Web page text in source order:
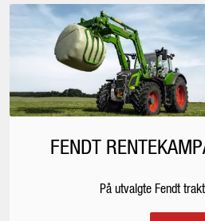
FENDT
På utvalgte Fendt